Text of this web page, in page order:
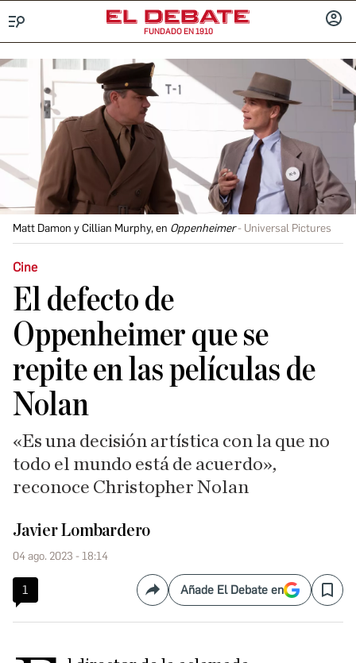
FUNDADO EN 1910
Matt Damon y Cillian Murphy, en Oppenheimer Universal Pictures
Cine
El defecto de
Oppenheimer que se
repite en las películas de
Nolan
«Es una decisión artística con la que no
todo el mundo está de acuerdo»,
reconoce Christopher Nolan
Javier Lombardero
04 ago. 2023 - 18:14
1 CompartirAñade El Debate en Save